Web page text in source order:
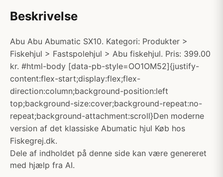
Beskrivelse
Abu Abu Abumatic SX10. Kategori: Produkter >
Fiskehjul > Fastspolehjul > Abu fiskehjul. Pris: 399.00
kr. #html-body [data-pb-style=OO1OM52]{justify-
content:flex-start;display:flex;flex-
direction:column;background-position:left
top;background-size:cover;background-repeat:no-
repeat;background-attachment:scroll}Den moderne
version af det klassiske Abumatic hjul Køb hos
Fiskegrej.dk.
Dele af indholdet på denne side kan være genereret
med hjælp fra AI.